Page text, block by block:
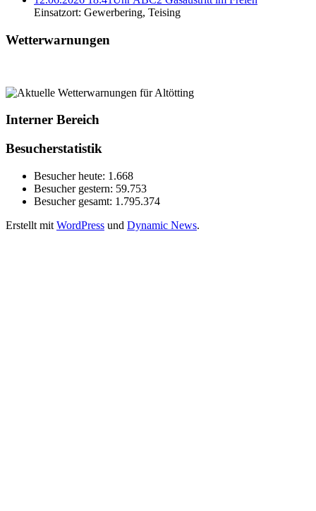
Einsatzort: Gewerbering, Teising
Wetterwarnungen
Interner Bereich
Besucherstatistik
Besucher heute: 1.668
Besucher gestern: 59.753
Besucher gesamt: 1.795.374
Erstellt mit WordPress und Dynamic News.